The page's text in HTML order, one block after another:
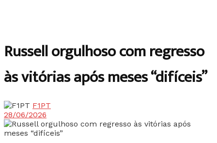
Russell orgulhoso com regresso
às vitórias após meses “difíceis”
F1PT
28/06/2026